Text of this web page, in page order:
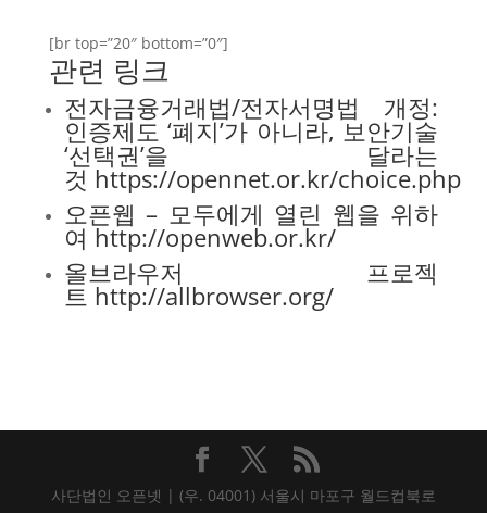
[br top=”20″ bottom=”0″]
관련 링크
전자금융거래법/전자서명법 개정:
인증제도 ‘폐지’가 아니라, 보안기술
‘선택권’을 달라는
것https://opennet.or.kr/choice.php
오픈웹 – 모두에게 열린 웹을 위하
여http://openweb.or.kr/
올브라우저 프로젝
트 http://allbrowser.org/
사단법인 오픈넷 | (우. 04001) 서울시 마포구 월드컵북로